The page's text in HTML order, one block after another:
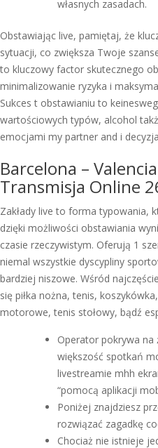
własnych zasadach.
Obstawiając live, pamiętaj, że
sytuacji, co zwiększa Twoje
to kluczowy factor skutecznego
minimalizowanie ryzyka i
Sukces t obstawianiu to
wartościowych typów, alcohol
emocjami my partner and i
Barcelona –
Transmisja Online
Zakłady live to forma typowania,
dzięki możliwości obstawiania
czasie rzeczywistym. Oferują 1
niemal wszystkie dyscypliny
bardziej niszowe. Wśród
się piłka nożna, tenis,
motorowe, tenis stołowy, bądź
Operator pokrywa
większość spotkań
livestreamie mhh
“pomocą aplikacji
Poniżej znajdziesz
rozwiązać zagadkę
Chociaż nie istnieje